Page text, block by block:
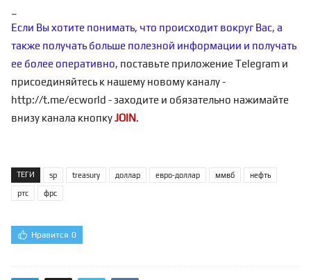
Если Вы хотите понимать, что происходит вокруг Вас, а
также получать больше полезной информации и получать
ее более оперативно, поставьте приложение Telegram и
присоединяйтесь к нашему новому каналу -
http://t.me/ecworld - заходите и обязательно нажимайте
внизу канала кнопкуJOIN.
ТЕГИ sp treasury доллар евро-доллар ммвб нефть
ртс фрс
Нравится 0